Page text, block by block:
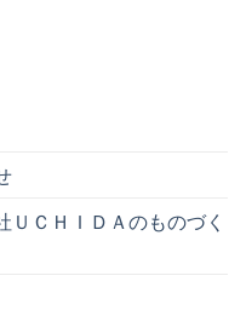
ＣＨＩＤＡのものづく